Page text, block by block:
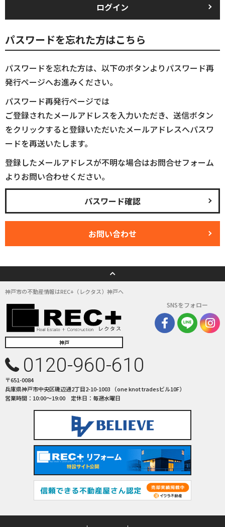
ログイン
パスワードを忘れた方はこちら
パスワードを忘れた方は、以下のボタンよりパスワード再
発行ページへお進みください。
パスワード再発行ページでは
ご登録されたメールアドレスを入力いただき、送信ボタン
をクリックすると登録いただいたメールアドレスへパスワ
ードを再送いたします。
登録したメールアドレスが不明な場合はお問合せフォーム
よりお問い合わせください。
パスワード確認
お問い合わせ
神戸市の不動産情報はREC+（レクタス）神戸へ
神戸
SNSをフォロー
0120-960-610
〒651-0084
兵庫県神戸市中央区磯辺通2丁目2-10-1003 （one knot tradesビル10F）
営業時間：10:00〜19:00 定休日：毎週水曜日